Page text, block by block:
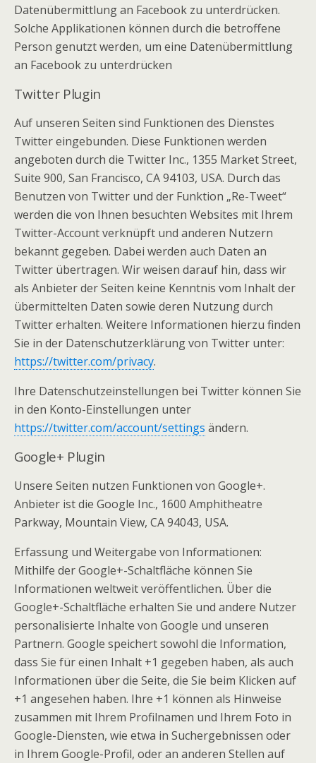
Datenübermittlung an Facebook zu unterdrücken.
Solche Applikationen können durch die betroffene
Person genutzt werden, um eine Datenübermittlung
an Facebook zu unterdrücken
Twitter Plugin
Auf unseren Seiten sind Funktionen des Dienstes
Twitter eingebunden. Diese Funktionen werden
angeboten durch die Twitter Inc., 1355 Market Street,
Suite 900, San Francisco, CA 94103, USA. Durch das
Benutzen von Twitter und der Funktion „Re-Tweet“
werden die von Ihnen besuchten Websites mit Ihrem
Twitter-Account verknüpft und anderen Nutzern
bekannt gegeben. Dabei werden auch Daten an
Twitter übertragen. Wir weisen darauf hin, dass wir
als Anbieter der Seiten keine Kenntnis vom Inhalt der
übermittelten Daten sowie deren Nutzung durch
Twitter erhalten. Weitere Informationen hierzu finden
Sie in der Datenschutzerklärung von Twitter unter:
https://twitter.com/privacy.
Ihre Datenschutzeinstellungen bei Twitter können Sie
in den Konto-Einstellungen unter
https://twitter.com/account/settings ändern.
Google+ Plugin
Unsere Seiten nutzen Funktionen von Google+.
Anbieter ist die Google Inc., 1600 Amphitheatre
Parkway, Mountain View, CA 94043, USA.
Erfassung und Weitergabe von Informationen:
Mithilfe der Google+-Schaltfläche können Sie
Informationen weltweit veröffentlichen. Über die
Google+-Schaltfläche erhalten Sie und andere Nutzer
personalisierte Inhalte von Google und unseren
Partnern. Google speichert sowohl die Information,
dass Sie für einen Inhalt +1 gegeben haben, als auch
Informationen über die Seite, die Sie beim Klicken auf
+1 angesehen haben. Ihre +1 können als Hinweise
zusammen mit Ihrem Profilnamen und Ihrem Foto in
Google-Diensten, wie etwa in Suchergebnissen oder
in Ihrem Google-Profil, oder an anderen Stellen auf